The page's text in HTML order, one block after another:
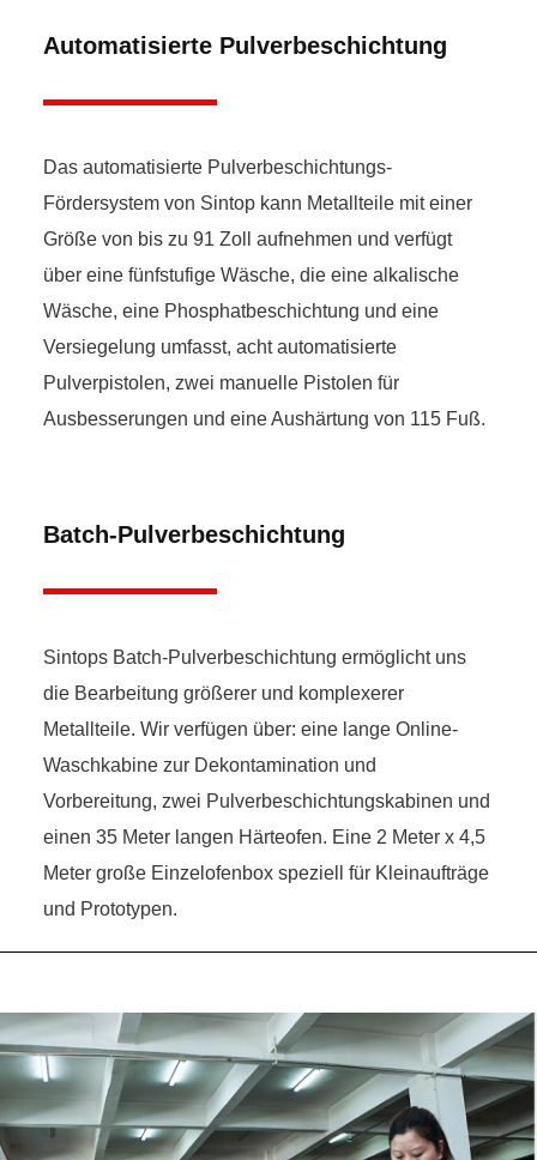
Automatisierte Pulverbeschichtung
Das automatisierte Pulverbeschichtungs-
Fördersystem von Sintop kann Metallteile mit einer
Größe von bis zu 91 Zoll aufnehmen und verfügt
über eine fünfstufige Wäsche, die eine alkalische
Wäsche, eine Phosphatbeschichtung und eine
Versiegelung umfasst, acht automatisierte
Pulverpistolen, zwei manuelle Pistolen für
Ausbesserungen und eine Aushärtung von 115 Fuß.
Batch-Pulverbeschichtung
Sintops Batch-Pulverbeschichtung ermöglicht uns
die Bearbeitung größerer und komplexerer
Metallteile. Wir verfügen über: eine lange Online-
Waschkabine zur Dekontamination und
Vorbereitung, zwei Pulverbeschichtungskabinen und
einen 35 Meter langen Härteofen. Eine 2 Meter x 4,5
Meter große Einzelofenbox speziell für Kleinaufträge
und Prototypen.